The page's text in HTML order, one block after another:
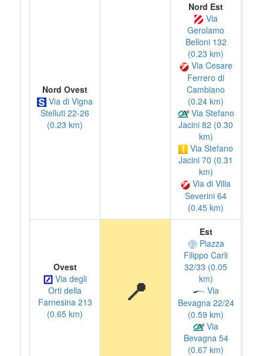
Nord Ovest
Via di Vigna
Stelluti 22-26
(0.23 km)
Nord Est
Via
Gerolamo
Belloni 132
(0.23 km)
Via Cesare
Ferrero di
Cambiano
(0.24 km)
Via Stefano
Jacini 82 (0.30
km)
Via Stefano
Jacini 70 (0.31
km)
Via di Villa
Severini 64
(0.45 km)
Ovest
Via degli
Orti della
Farnesina 213
(0.65 km)
📍
Est
Piazza
Filippo Carli
32/33 (0.05
km)
Via
Bevagna 22/24
(0.59 km)
Via
Bevagna 54
(0.67 km)